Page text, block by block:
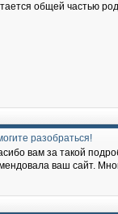
общей частью
разобраться!
вам за такой
ваш сайт.